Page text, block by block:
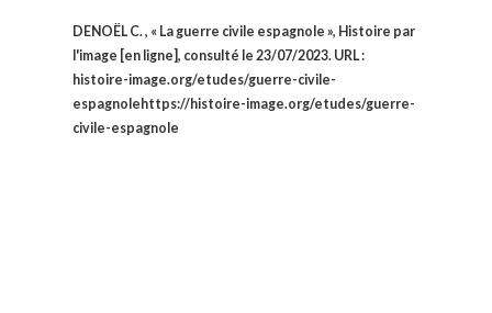
DENOËL C. , « La guerre civile espagnole », Histoire par
l'image [en ligne], consulté le 23/07/2023. URL :
histoire-image.org/etudes/guerre-civile-
espagnolehttps://histoire-image.org/etudes/guerre-
civile-espagnole